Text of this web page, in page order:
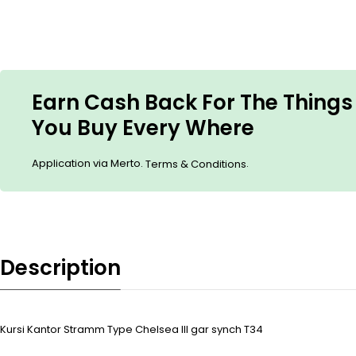
Earn Cash Back For The Things
You Buy Every Where
Application via Merto. Terms & Conditions.
Description
Kursi Kantor Stramm Type Chelsea III gar synch T34